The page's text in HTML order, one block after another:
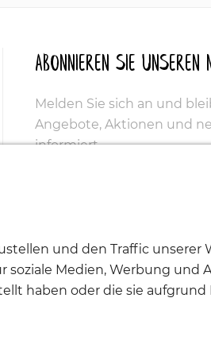
Abonnieren Sie
Melden Sie sich an und
Angebote, Aktionen und
informiert.
und den Traffic unserer
Medien, Werbung und
haben oder die sie